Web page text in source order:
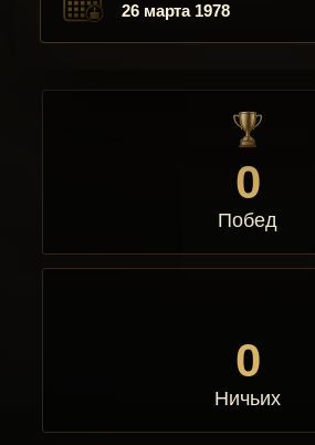
26 марта 1978
0
Побед
0
Ничьих